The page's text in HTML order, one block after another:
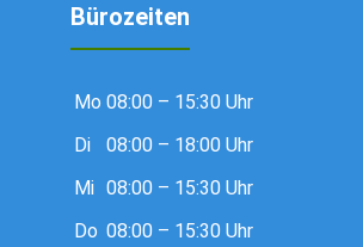
Bürozeiten
Mo 08:00 – 15:30 Uhr
Di
08:00 – 18:00 Uhr
Mi 08:00 – 15:30 Uhr
Do 08:00 – 15:30 Uhr